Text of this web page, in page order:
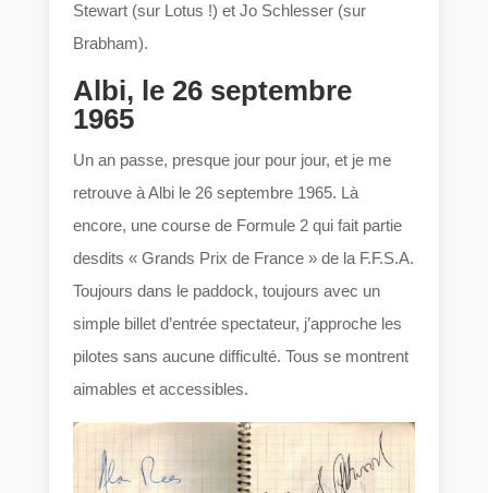
Stewart (sur Lotus !) et Jo Schlesser (sur
Brabham).
Albi, le 26 septembre
1965
Un an passe, presque jour pour jour, et je me
retrouve à Albi le 26 septembre 1965. Là
encore, une course de Formule 2 qui fait partie
desdits « Grands Prix de France » de la F.F.S.A.
Toujours dans le paddock, toujours avec un
simple billet d’entrée spectateur, j’approche les
pilotes sans aucune difficulté. Tous se montrent
aimables et accessibles.